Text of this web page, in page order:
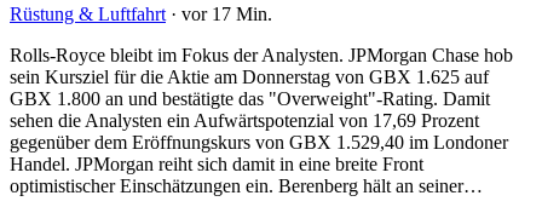
Rüstung & Luftfahrt · vor 17 Min.
Rolls-Royce bleibt im Fokus der Analysten. JPMorgan Chase hob
sein Kursziel für die Aktie am Donnerstag von GBX 1.625 auf
GBX 1.800 an und bestätigte das "Overweight"-Rating. Damit
sehen die Analysten ein Aufwärtspotenzial von 17,69 Prozent
gegenüber dem Eröffnungskurs von GBX 1.529,40 im Londoner
Handel. JPMorgan reiht sich damit in eine breite Front
optimistischer Einschätzungen ein. Berenberg hält an seiner…